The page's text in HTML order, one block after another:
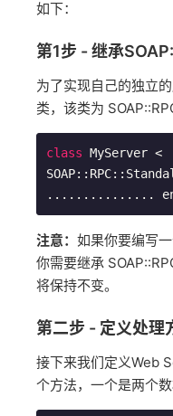
如下：
第1步 - 继承
为了实现自己的独立
类，该类为
class MyServer <
SOAP::RPC::
...............
注意： 如果你要编写
你需要继承
将保持不变。
第二步 - 定义处理
接下来我们定义Web
个方法，一个是两个